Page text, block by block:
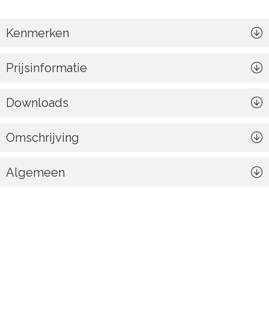
Kenmerken
Prijsinformatie
Downloads
Omschrijving
Algemeen